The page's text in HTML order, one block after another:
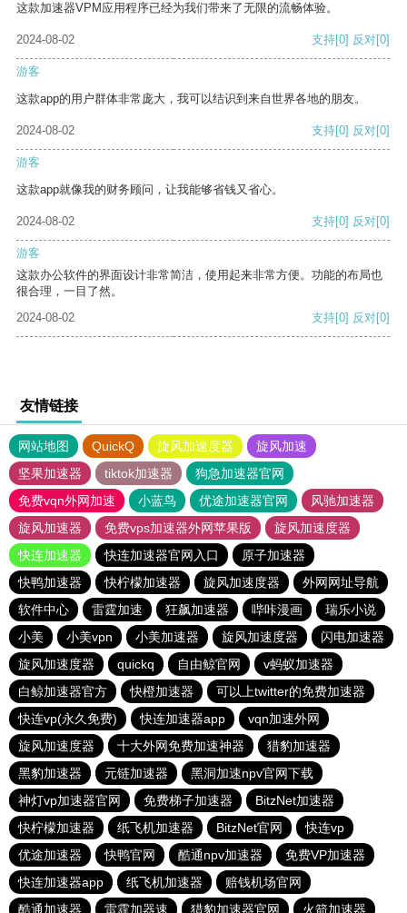
这款加速器VPM应用程序已经为我们带来了无限的流畅体验。
2024-08-02 支持[0] 反对[0]
游客
这款app的用户群体非常庞大，我可以结识到来自世界各地的朋友。
2024-08-02 支持[0] 反对[0]
游客
这款app就像我的财务顾问，让我能够省钱又省心。
2024-08-02 支持[0] 反对[0]
游客
这款办公软件的界面设计非常简洁，使用起来非常方便。功能的布局也
很合理，一目了然。
2024-08-02
支持[0] 反对[0]
友情链接
网站地图 QuickQ 旋风加速度器
旋风加速
坚果加速器
tiktok加速器
狗急加速器官网
免费vqn外网加速
小蓝鸟 优途加速器官网
风驰加速器
旋风加速器
免费vps加速器外网苹果版
旋风加速度器
快连加速器
快连加速器官网入口
原子加速器
快鸭加速器
快柠檬加速器 旋风加速度器
外网网址导航
软件中心
雷霆加速 狂飙加速器 哔咔漫画
瑞乐小说
小美
小美vpn 小美加速器 旋风加速度器
闪电加速器
旋风加速度器
quickq 自由鲸官网
v蚂蚁加速器
白鲸加速器官方
快橙加速器
可以上twitter的免费加速器
快连vp(永久免费)
快连加速器app
vqn加速外网
旋风加速度器
十大外网免费加速神器
猎豹加速器
黑豹加速器
元链加速器
黑洞加速npv官网下载
神灯vp加速器官网
免费梯子加速器
BitzNet加速器
快柠檬加速器
纸飞机加速器 BitzNet官网
快连vp
优途加速器
快鸭官网 酷通npv加速器
免费VP加速器
快连加速器app
纸飞机加速器
赔钱机场官网
酷通加速器
雷霆加器速 猎豹加速器官网 火箭加速器